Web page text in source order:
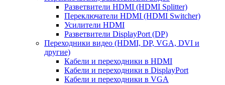
Разветвители HDMI (HDMI Splitter)
Переключатели HDMI (HDMI Switcher)
Усилители HDMI
Разветвители DisplayPort (DP)
Переходники видео (HDMI, DP, VGA, DVI и
другие)
Кабели и переходники в HDMI
Кабели и переходники в DisplayPort
Кабели и переходники в VGA